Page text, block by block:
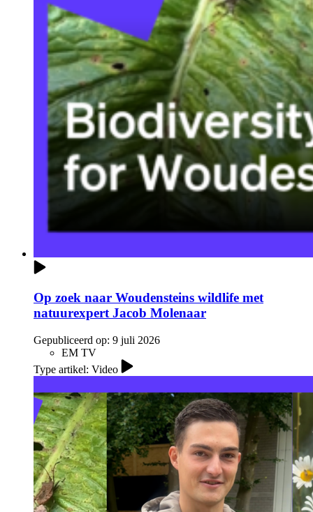
Op zoek naar Woudensteins wildlife met
natuurexpert Jacob Molenaar
Gepubliceerd op: 9 juli 2026
EM TV
Type artikel: Video